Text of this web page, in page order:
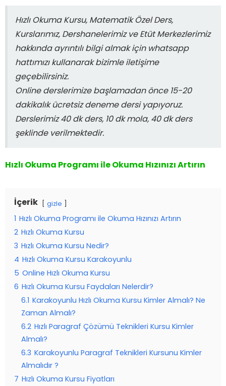
Hızlı Okuma Kursu, Matematik Özel Ders,
Kurslarımız, Dershanelerimiz ve Etüt Merkezlerimiz
hakkında ayrıntılı bilgi almak için whatsapp
hattımızı kullanarak bizimle iletişime
geçebilirsiniz.
Online derslerimize başlamadan önce 15-20
dakikalık ücretsiz deneme dersi yapıyoruz.
Derslerimiz 40 dk ders, 10 dk mola, 40 dk ders
şeklinde verilmektedir.
Hızlı Okuma Programı ile Okuma Hızınızı Artırın
İçerik gizle
1 Hızlı Okuma Programı ile Okuma Hızınızı Artırın
2 Hızlı Okuma Kursu
3 Hızlı Okuma Kursu Nedir?
4 Hızlı Okuma Kursu Karakoyunlu
5 Online Hızlı Okuma Kursu
6 Hızlı Okuma Kursu Faydaları Nelerdir?
6.1 Karakoyunlu Hızlı Okuma Kursu Kimler Almalı? Ne
Zaman Almalı?
6.2 Hızlı Paragraf Çözümü Teknikleri Kursu Kimler
Almalı?
6.3 Karakoyunlu Paragraf Teknikleri Kursunu Kimler
Almalıdır ?
7 Hızlı Okuma Kursu Fiyatları